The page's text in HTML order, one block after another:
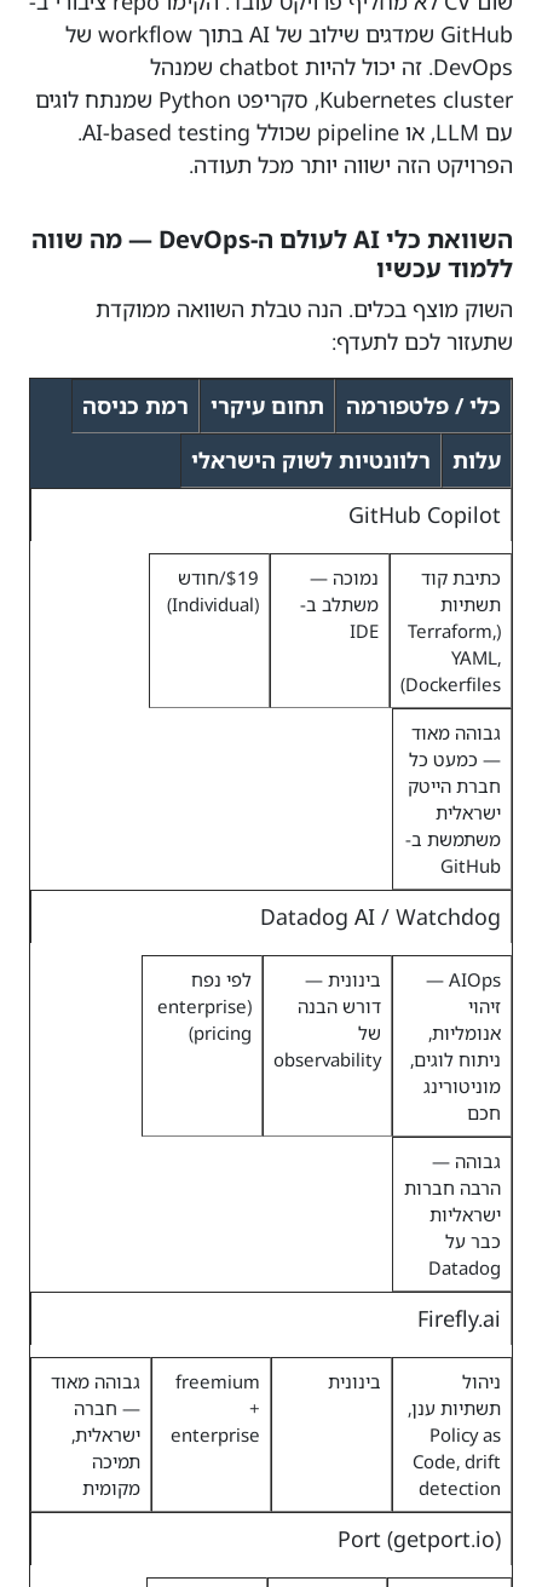
GitHub שמדגים שילוב של AI בתוך workflow של
DevOps. זה יכול להיות chatbot שמנהל
Kubernetes cluster, סקריפט Python שמנתח לוגים
עם LLM, או pipeline שכולל AI-based testing.
הפרויקט הזה ישווה יותר מכל תעודה.
השוואת כלי AI לעולם ה-DevOps — מה שווה
ללמוד עכשיו
השוק מוצף בכלים. הנה טבלת השוואה ממוקדת
שתעזור לכם לתעדף:
כלי / פלטפורמה תחום עיקרי
רמת כניסה
עלות
רלוונטיות לשוק הישראלי
GitHub Copilot
כתיבת קוד
תשתיות
(Terraform,
YAML,
Dockerfiles)
נמוכה —
משתלב ב-
IDE
$19/חודש
(Individual)
גבוהה מאוד
— כמעט כל
חברת הייטק
ישראלית
משתמשת ב-
GitHub
Datadog AI / Watchdog
AIOps —
זיהוי
אנומליות,
ניתוח לוגים,
מוניטורינג
חכם
בינונית —
דורש הבנה
של
observability
לפי נפח
(enterprise
pricing)
גבוהה —
הרבה חברות
ישראליות
כבר על
Datadog
Firefly.ai
ניהול
תשתיות ענן,
Policy as
Code, drift
detection
בינונית
freemium
+
enterprise
גבוהה מאוד
— חברה
ישראלית,
תמיכה
מקומית
Port (getport.io)